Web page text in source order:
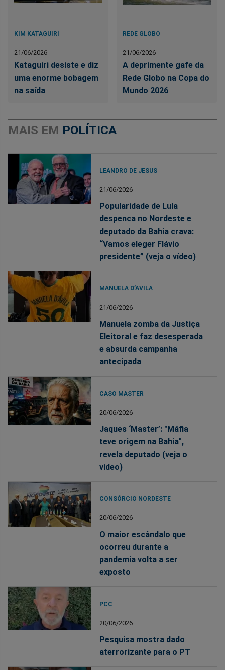
KIM KATAGUIRI
21/06/2026
Kataguiri desiste e diz
uma enorme bobagem
na saída
REDE GLOBO
21/06/2026
A deprimente gafe da
Rede Globo na Copa do
Mundo 2026
MAIS EM POLÍTICA
LEANDRO DE JESUS
21/06/2026
Popularidade de Lula
despenca no Nordeste e
deputado da Bahia crava:
“Vamos eleger Flávio
presidente” (veja o vídeo)
MANUELA D’AVILA
21/06/2026
Manuela zomba da Justiça
Eleitoral e faz desesperada
e absurda campanha
antecipada
CASO MASTER
20/06/2026
Jaques ‘Master’: "Máfia
teve origem na Bahia",
revela deputado (veja o
vídeo)
CONSÓRCIO NORDESTE
20/06/2026
O maior escândalo que
ocorreu durante a
pandemia volta a ser
exposto
PCC
20/06/2026
Pesquisa mostra dado
aterrorizante para o PT